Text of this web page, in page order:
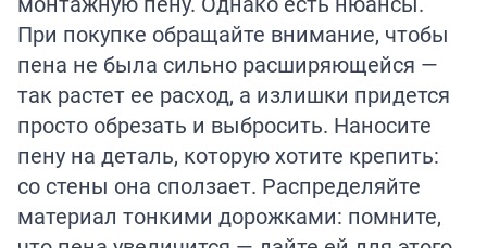
При покупке обращайте внимание, чтобы
пена не была сильно расширяющейся —
так растет ее расход, а излишки придется
просто обрезать и выбросить. Наносите
пену на деталь, которую хотите крепить:
со стены она сползает. Распределяйте
материал тонкими дорожками: помните,